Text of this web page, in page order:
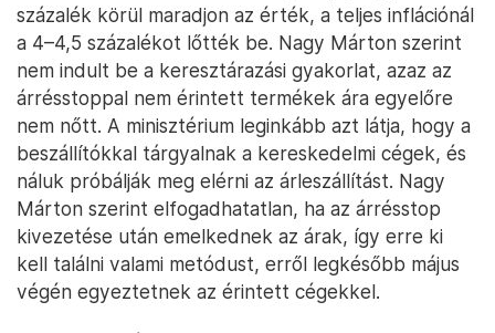
százalék körül maradjon az érték, a teljes inflációnál
a 4–4,5 százalékot lőtték be. Nagy Márton szerint
nem indult be a keresztárazási gyakorlat, azaz az
árrésstoppal nem érintett termékek ára egyelőre
nem nőtt. A minisztérium leginkább azt látja, hogy a
beszállítókkal tárgyalnak a kereskedelmi cégek, és
náluk próbálják meg elérni az árleszállítást. Nagy
Márton szerint elfogadhatatlan, ha az árrésstop
kivezetése után emelkednek az árak, így erre ki
kell találni valami metódust, erről legkésőbb május
végén egyeztetnek az érintett cégekkel.